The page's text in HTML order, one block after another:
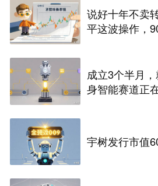
说好十年不卖
平这波操作，
成立3个半月
身智能赛道正
宇树发行市值